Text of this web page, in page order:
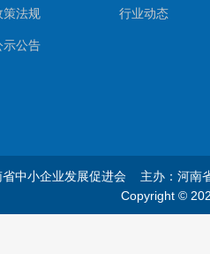
策法规
示公告
行业动态
省中小企业发展促进会 主办：河南
Copyright ©